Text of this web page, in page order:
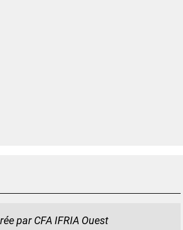
par CFA IFRIA Ouest